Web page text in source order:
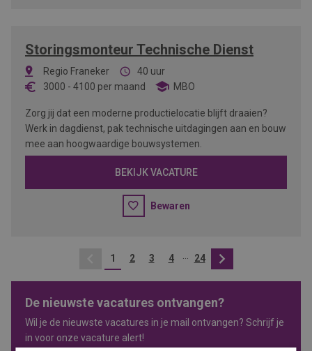
Storingsmonteur Technische Dienst
Regio Franeker
40 uur
3000 - 4100 per maand MBO
Zorg jij dat een moderne productielocatie blijft draaien?
Werk in dagdienst, pak technische uitdagingen aan en bouw
mee aan hoogwaardige bouwsystemen.
BEKIJK VACATURE
Bewaren
Vorige
1 2 3 4 24
De nieuwste vacatures ontvangen?
Wil je de nieuwste vacatures in je mail ontvangen? Schrijf je
in voor onze vacature alert!